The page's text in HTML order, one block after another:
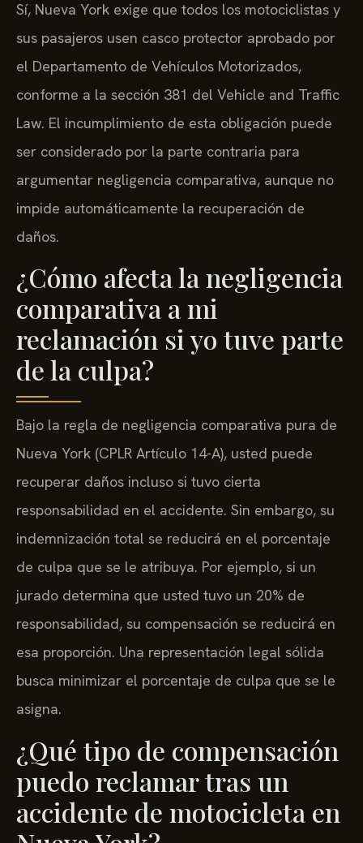
Sí, Nueva York exige que todos los motociclistas y
sus pasajeros usen casco protector aprobado por
el Departamento de Vehículos Motorizados,
conforme a la sección 381 del Vehicle and Traffic
Law. El incumplimiento de esta obligación puede
ser considerado por la parte contraria para
argumentar negligencia comparativa, aunque no
impide automáticamente la recuperación de
daños.
¿Cómo afecta la negligencia
comparativa a mi
reclamación si yo tuve parte
de la culpa?
Bajo la regla de negligencia comparativa pura de
Nueva York (CPLR Artículo 14-A), usted puede
recuperar daños incluso si tuvo cierta
responsabilidad en el accidente. Sin embargo, su
indemnización total se reducirá en el porcentaje
de culpa que se le atribuya. Por ejemplo, si un
jurado determina que usted tuvo un 20% de
responsabilidad, su compensación se reducirá en
esa proporción. Una representación legal sólida
busca minimizar el porcentaje de culpa que se le
asigna.
¿Qué tipo de compensación
puedo reclamar tras un
accidente de motocicleta en